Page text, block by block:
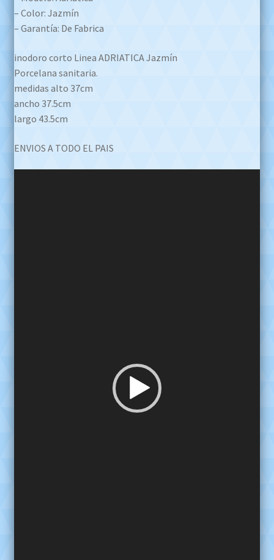
– Color: Jazmín
– Garantía: De Fabrica
inodoro corto Linea ADRIATICA Jazmín
Porcelana sanitaria.
medidas alto 37cm
ancho 37.5cm
largo 43.5cm
ENVIOS A TODO EL PAIS